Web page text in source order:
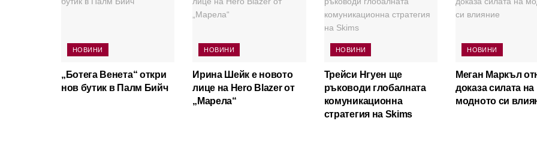
НОВИНИ
„Ботега Венета“ откри
нов бутик в Палм Бийч
НОВИНИ
Ирина Шейк е новото
лице на Hero Blazer от
„Марела“
НОВИНИ
Трейси Нгуен ще
ръководи глобалната
комуникационна
стратегия на Skims
НОВИНИ
Меган Маркъл
доказа силата на
модното си